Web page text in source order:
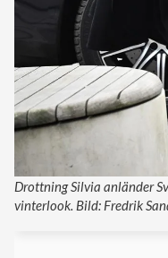
Drottning Silvia anländer
vinterlook. Bild: Fredrik